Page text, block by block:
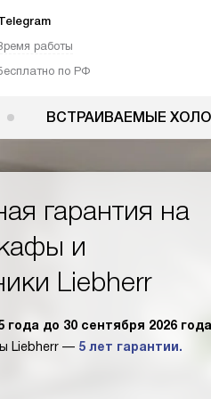
работы
по РФ
ВСТРАИВАЕМЫЕ
гарантия на
и
Liebherr
года до 30 сентября 2026 года
Liebherr — 5 лет гарантии.